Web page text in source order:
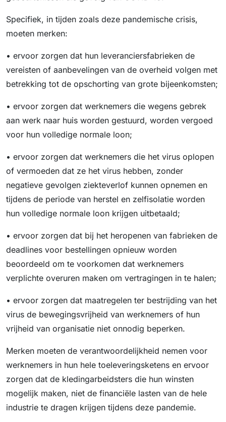
Specifiek, in tijden zoals deze pandemische crisis,
moeten merken:
• ervoor zorgen dat hun leveranciersfabrieken de
vereisten of aanbevelingen van de overheid volgen met
betrekking tot de opschorting van grote bijeenkomsten;
• ervoor zorgen dat werknemers die wegens gebrek
aan werk naar huis worden gestuurd, worden vergoed
voor hun volledige normale loon;
• ervoor zorgen dat werknemers die het virus oplopen
of vermoeden dat ze het virus hebben, zonder
negatieve gevolgen ziekteverlof kunnen opnemen en
tijdens de periode van herstel en zelfisolatie worden
hun volledige normale loon krijgen uitbetaald;
• ervoor zorgen dat bij het heropenen van fabrieken de
deadlines voor bestellingen opnieuw worden
beoordeeld om te voorkomen dat werknemers
verplichte overuren maken om vertragingen in te halen;
• ervoor zorgen dat maatregelen ter bestrijding van het
virus de bewegingsvrijheid van werknemers of hun
vrijheid van organisatie niet onnodig beperken.
Merken moeten de verantwoordelijkheid nemen voor
werknemers in hun hele toeleveringsketens en ervoor
zorgen dat de kledingarbeidsters die hun winsten
mogelijk maken, niet de financiële lasten van de hele
industrie te dragen krijgen tijdens deze pandemie.